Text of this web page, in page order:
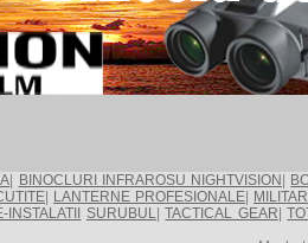
BINOCLURI INFRAROSU NIGHTVISION
LANTERNE PROFESIONALE
SURUBUL|TACTICAL GEAR |